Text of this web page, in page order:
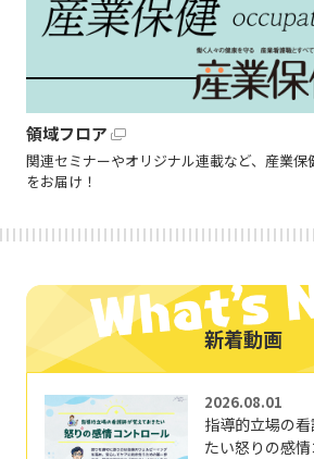
領域フロア
関連セミナーやオリジナル連載など、産業
をお届け！
新着動画
2026.08.01
指導的立場の
たい怒りの感